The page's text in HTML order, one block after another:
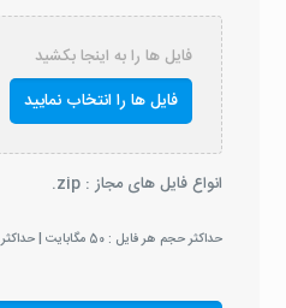
فایل ها را به اینجا بکشید
انواع فایل های مجاز : zip.
حداکثر حجم هر فایل : 50 مگابایت | حداکثر تا 5 فایل همزمان